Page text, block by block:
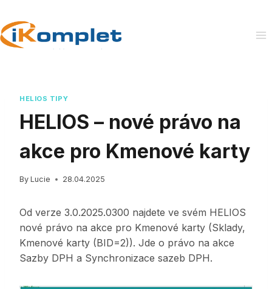
to
content
HELIOS TIPY
HELIOS – nové právo na
akce pro Kmenové karty
By Lucie 28.04.2025
Od verze 3.0.2025.0300 najdete ve svém HELIOS
nové právo na akce pro Kmenové karty (Sklady,
Kmenové karty (BID=2)). Jde o právo na akce
Sazby DPH a Synchronizace sazeb DPH.